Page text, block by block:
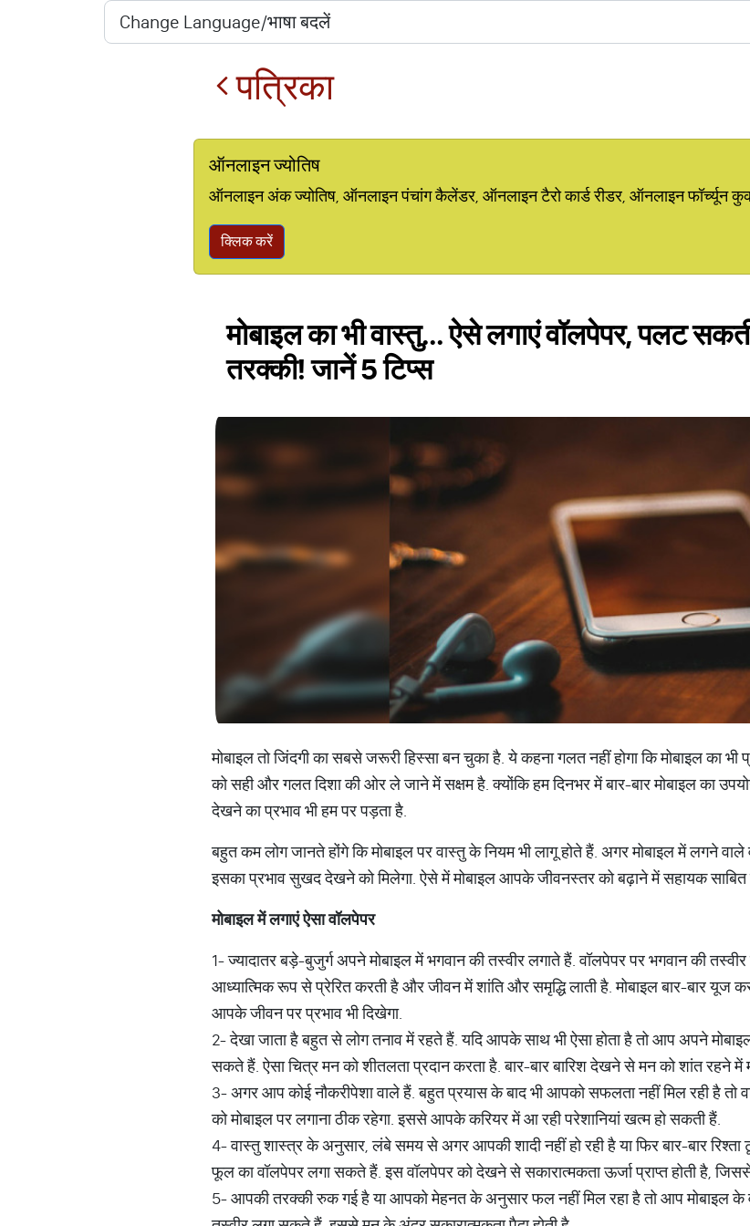
पत्रिका
ऑनलाइन ज्योतिष
ऑनलाइन अंक ज्योतिष, ऑनलाइन पंचांग कैलेंडर, ऑनलाइन टैरो कार्ड रीडर, ऑनलाइन फॉर्च्यून
क्लिक करें
मोबाइल का भी वास्तु... ऐसे लगाएं वॉलपेपर, पलट
तरक्की! जानें 5 टिप्स
मोबाइल तो जिंदगी का सबसे जरूरी हिस्सा बन चुका है. ये कहना गलत नहीं होगा कि मोबाइल का
को सही और गलत दिशा की ओर ले जाने में सक्षम है. क्योंकि हम दिनभर में बार-बार मोबाइल का
देखने का प्रभाव भी हम पर पड़ता है.
बहुत कम लोग जानते होंगे कि मोबाइल पर वास्तु के नियम भी लागू होते हैं. अगर मोबाइल में लगने वाले
इसका प्रभाव सुखद देखने को मिलेगा. ऐसे में मोबाइल आपके जीवनस्तर को बढ़ाने में सहायक साबित
मोबाइलमेंलगाएंऐसावॉलपेपर
1- ज्यादातर बड़े-बुजुर्ग अपने मोबाइल में भगवान की तस्वीर लगाते हैं. वॉलपेपर पर भगवान की
आध्यात्मिक रूप से प्रेरित करती है और जीवन में शांति और समृद्धि लाती है. मोबाइल बार-बार
आपके जीवन पर प्रभाव भी दिखेगा.
2- देखा जाता है बहुत से लोग तनाव में रहते हैं. यदि आपके साथ भी ऐसा होता है तो आप अपने
सकते हैं. ऐसा चित्र मन को शीतलता प्रदान करता है. बार-बार बारिश देखने से मन को शांत रहने में
3- अगर आप कोई नौकरीपेशा वाले हैं. बहुत प्रयास के बाद भी आपको सफलता नहीं मिल रही है तो
को मोबाइल पर लगाना ठीक रहेगा. इससे आपके करियर में आ रही परेशानियां खत्म हो सकती हैं.
4- वास्तु शास्त्र के अनुसार, लंबे समय से अगर आपकी शादी नहीं हो रही है या फिर बार-बार
फूल का वॉलपेपर लगा सकते हैं. इस वॉलपेपर को देखने से सकारात्मकता ऊर्जा प्राप्त होती है,
5- आपकी तरक्की रुक गई है या आपको मेहनत के अनुसार फल नहीं मिल रहा है तो आप मोबाइल के